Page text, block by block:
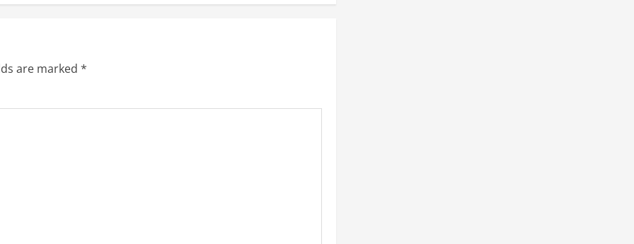
are marked *